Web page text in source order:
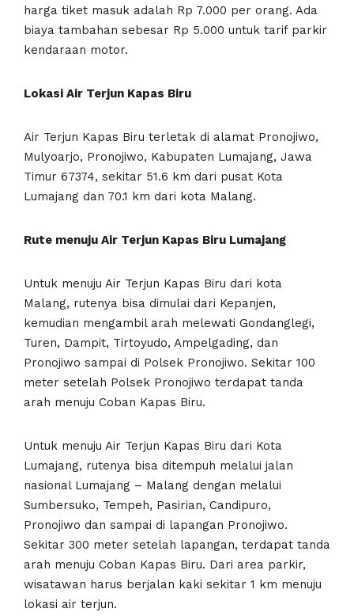
harga tiket masuk adalah Rp 7.000 per orang. Ada
biaya tambahan sebesar Rp 5.000 untuk tarif parkir
kendaraan motor.
Lokasi Air Terjun Kapas Biru
Air Terjun Kapas Biru terletak di alamat Pronojiwo,
Mulyoarjo, Pronojiwo, Kabupaten Lumajang, Jawa
Timur 67374, sekitar 51.6 km dari pusat Kota
Lumajang dan 70.1 km dari kota Malang.
Rute menuju Air Terjun Kapas Biru Lumajang
Untuk menuju Air Terjun Kapas Biru dari kota
Malang, rutenya bisa dimulai dari Kepanjen,
kemudian mengambil arah melewati Gondanglegi,
Turen, Dampit, Tirtoyudo, Ampelgading, dan
Pronojiwo sampai di Polsek Pronojiwo. Sekitar 100
meter setelah Polsek Pronojiwo terdapat tanda
arah menuju Coban Kapas Biru.
Untuk menuju Air Terjun Kapas Biru dari Kota
Lumajang, rutenya bisa ditempuh melalui jalan
nasional Lumajang – Malang dengan melalui
Sumbersuko, Tempeh, Pasirian, Candipuro,
Pronojiwo dan sampai di lapangan Pronojiwo.
Sekitar 300 meter setelah lapangan, terdapat tanda
arah menuju Coban Kapas Biru. Dari area parkir,
wisatawan harus berjalan kaki sekitar 1 km menuju
lokasi air terjun.